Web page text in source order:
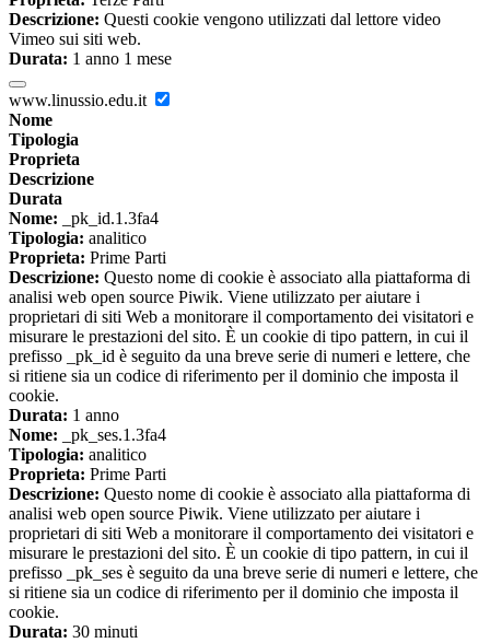
Descrizione: Questi cookie vengono utilizzati dal lettore video
Vimeo sui siti web.
Durata: 1 anno 1 mese
www.linussio.edu.it
Nome
Tipologia
Proprieta
Descrizione
Durata
Nome: _pk_id.1.3fa4
Tipologia: analitico
Proprieta: Prime Parti
Descrizione: Questo nome di cookie è associato alla piattaforma di
analisi web open source Piwik. Viene utilizzato per aiutare i
proprietari di siti Web a monitorare il comportamento dei visitatori e
misurare le prestazioni del sito. È un cookie di tipo pattern, in cui il
prefisso _pk_id è seguito da una breve serie di numeri e lettere, che
si ritiene sia un codice di riferimento per il dominio che imposta il
cookie.
Durata: 1 anno
Nome: _pk_ses.1.3fa4
Tipologia: analitico
Proprieta: Prime Parti
Descrizione: Questo nome di cookie è associato alla piattaforma di
analisi web open source Piwik. Viene utilizzato per aiutare i
proprietari di siti Web a monitorare il comportamento dei visitatori e
misurare le prestazioni del sito. È un cookie di tipo pattern, in cui il
prefisso _pk_ses è seguito da una breve serie di numeri e lettere, che
si ritiene sia un codice di riferimento per il dominio che imposta il
cookie.
Durata: 30 minuti